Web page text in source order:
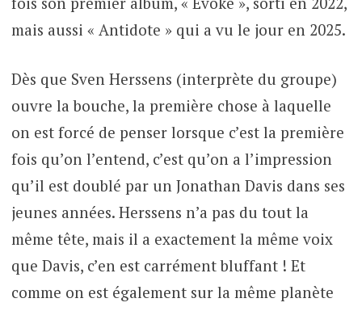
mais aussi « Antidote » qui a vu le jour en 2025.
Dès que Sven Herssens (interprète du groupe)
ouvre la bouche, la première chose à laquelle
on est forcé de penser lorsque c’est la première
fois qu’on l’entend, c’est qu’on a l’impression
qu’il est doublé par un Jonathan Davis dans ses
jeunes années. Herssens n’a pas du tout la
même tête, mais il a exactement la même voix
que Davis, c’en est carrément bluffant ! Et
comme on est également sur la même planète